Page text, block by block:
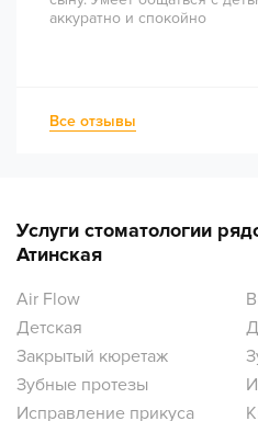
аккуратно и спокойно
Все отзывы
Услуги стоматологии
Атинская
Air Flow
Детская
Закрытый кюретаж
Зубные протезы
Исправление прикуса